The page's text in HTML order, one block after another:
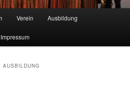
Verein Ausbildung
Impressum
AUSBILDUNG